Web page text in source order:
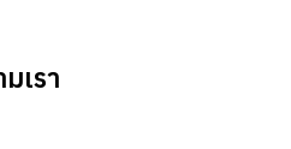
เรา